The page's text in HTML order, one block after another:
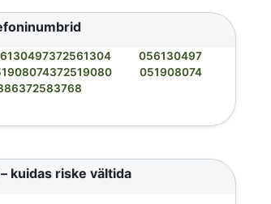
056130497
051908074
kuidas riske vältida